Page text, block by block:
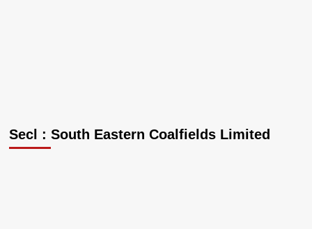
Secl : South Eastern Coalfields Limited